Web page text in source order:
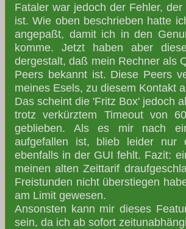
Fataler war jedoch der Fehler,
ist. Wie oben beschrieben hatte
angepaßt, damit ich in den
komme. Jetzt haben aber
dergestalt, daß mein Rechner als
Peers bekannt ist. Diese Peers
meines Esels, zu diesem Kontakt
Das scheint die 'Fritz Box' jedoch
trotz verkürztem Timeout von
geblieben. Als es mir nach
aufgefallen ist, blieb leider nur
ebenfalls in der GUI fehlt. Fazit:
meinen alten Zeittarif
Freistunden nicht überstiegen
am Limit gewesen.
Ansonsten kann mir dieses
sein, da ich ab sofort